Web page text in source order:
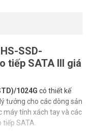
SSD-
tiếp SATA III giá
1024G có thiết kế
tưởng cho các dòng sản
máy tính xách tay và các
SATA.